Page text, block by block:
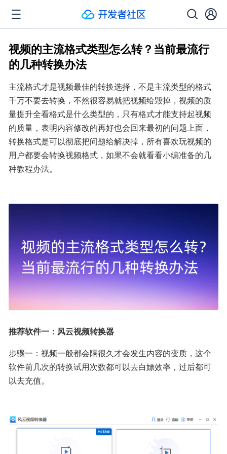
视频的主流格式类型怎么转？当前最流行
的几种转换办法
主流格式才是视频最佳的转换选择，不是主流类型的格式
千万不要去转换，不然很容易就把视频给毁掉，视频的质
量提升全看格式是什么类型的，只有格式才能支持起视频
的质量，表明内容修改的再好也会回来最初的问题上面，
转换格式是可以彻底把问题给解决掉，所有喜欢玩视频的
用户都要会转换视频格式，如果不会就看看小编准备的几
种教程办法。
推荐软件一：风云视频转换器
步骤一：视频一般都会隔很久才会发生内容的变质，这个
软件前几次的转换试用次数都可以去白嫖效率，过后都可
以去充值。